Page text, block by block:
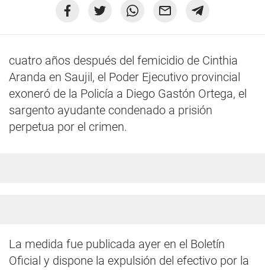
cuatro años después del femicidio de Cinthia
Aranda en Saujil, el Poder Ejecutivo provincial
exoneró de la Policía a Diego Gastón Ortega, el
sargento ayudante condenado a prisión
perpetua por el crimen.
La medida fue publicada ayer en el Boletín
Oficial y dispone la expulsión del efectivo por la